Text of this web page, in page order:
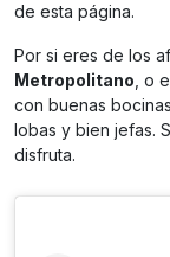
de esta página.
Por si eres de los
Metropolitano, o
con buenas
lobas y bien jefas.
disfruta.